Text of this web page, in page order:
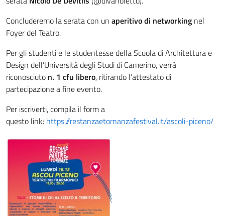
Concluderemo la serata con un aperitivo di networking nel
Foyer del Teatro.
Per gli studenti e le studentesse della Scuola di Architettura e
Design dell’Università degli Studi di Camerino, verrà
riconosciuto n. 1 cfu libero, ritirando l’attestato di
partecipazione a fine evento.
Per iscriverti, compila il form a
questo link: https://restanzaetornanzafestival.it/ascoli-piceno/